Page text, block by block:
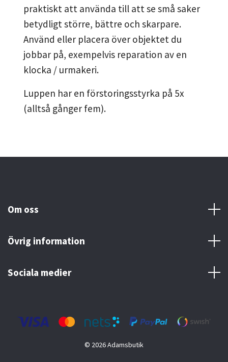
praktiskt att använda till att se små saker
betydligt större, bättre och skarpare.
Använd eller placera över objektet du
jobbar på, exempelvis reparation av en
klocka / urmakeri.
Luppen har en förstoringsstyrka på 5x
(alltså gånger fem).
Om oss
Övrig information
Sociala medier
© 2026 Adamsbutik